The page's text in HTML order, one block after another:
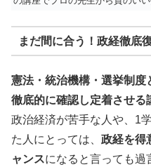
まだ間に合う！政経徹底
憲法・統治機構・選挙制度
徹底的に確認し定着させる
政治経済が苦手な人や、1
た人にとっては、 政経を得
ャンスになると言っても過